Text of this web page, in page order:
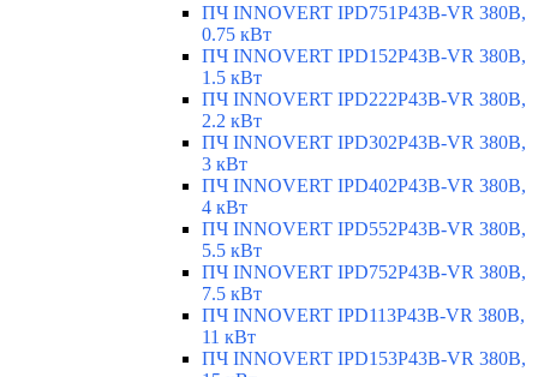
ПЧ INNOVERT IPD751P43B-VR 380В,
0.75 кВт
ПЧ INNOVERT IPD152P43B-VR 380В,
1.5 кВт
ПЧ INNOVERT IPD222P43B-VR 380В,
2.2 кВт
ПЧ INNOVERT IPD302P43B-VR 380В,
3 кВт
ПЧ INNOVERT IPD402P43B-VR 380В,
4 кВт
ПЧ INNOVERT IPD552P43B-VR 380В,
5.5 кВт
ПЧ INNOVERT IPD752P43B-VR 380В,
7.5 кВт
ПЧ INNOVERT IPD113P43B-VR 380В,
11 кВт
ПЧ INNOVERT IPD153P43B-VR 380В,